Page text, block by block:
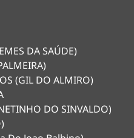
DA SAÚDE)
(GIL DO ALMIRO)
DO SINVALDO)